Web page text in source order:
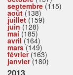
septembre (115)
août (138)
juillet(159)
juin (128)
mai (185)
avril(164)
mars(149)
février(163)
janvier(180)
2013